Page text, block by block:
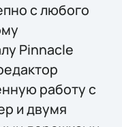
с любого
Pinnacle
работу с
и двумя